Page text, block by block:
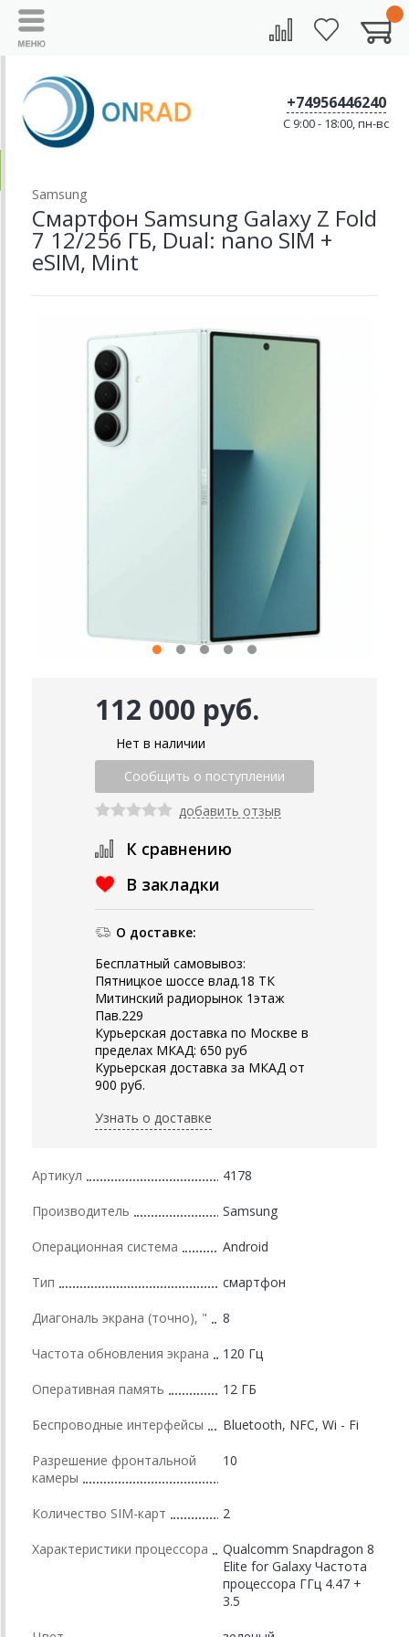
+74956446240
C 9:00 - 18:00, пн-вс
Samsung
Смартфон Samsung Galaxy Z Fold
7 12/256 ГБ, Dual: nano SIM +
eSIM, Mint
112 000 руб.
Нет в наличии
добавить отзыв
К сравнению
В закладки
О доставке:
Бесплатный самовывоз:
Пятницкое шоссе влад.18 ТК
Митинский радиорынок 1этаж
Пав.229
Курьерская доставка по Москве в
пределах МКАД: 650 руб
Курьерская доставка за МКАД от
900 руб.
Узнать о доставке
Артикул 4178
Производитель Samsung
Операционная система Android
Тип смартфон
Диагональ экрана (точно), " 8
Частота обновления экрана 120 Гц
Оперативная память 12 ГБ
Беспроводные интерфейсы Bluetooth, NFC, Wi - Fi
Разрешение фронтальной
камеры
10
Количество SIM-карт 2
Характеристики процессора
Qualcomm Snapdragon 8
Elite for Galaxy Частота
процессора ГГц 4.47 +
3.5